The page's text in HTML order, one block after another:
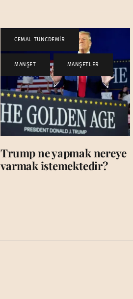
CEMAL TUNCDEMİR ,
MANŞET , MANŞETLER
Trump ne yapmak nereye
varmak istemektedir?